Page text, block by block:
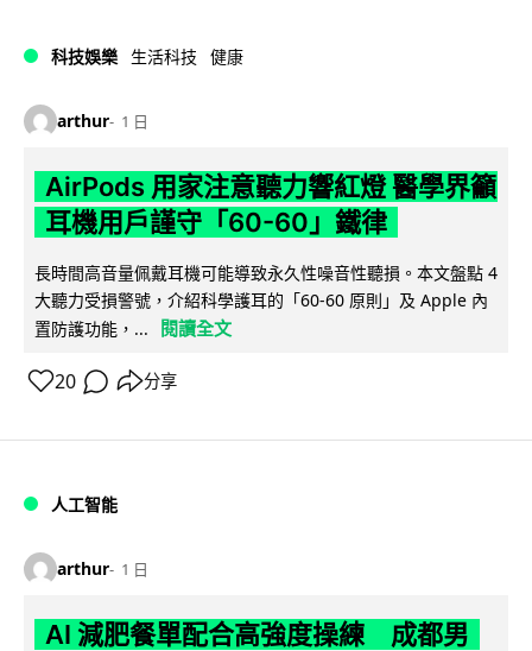
科技娛樂 生活科技 健康
arthur 1 日
AirPods 用家注意聽力響紅燈 醫學界籲
耳機用戶謹守「60-60」鐵律
長時間高音量佩戴耳機可能導致永久性噪音性聽損。本文盤點 4
大聽力受損警號，介紹科學護耳的「60-60 原則」及 Apple 內
置防護功能，...
閱讀全文
20 分享
人工智能
arthur 1 日
AI 減肥餐單配合高強度操練 成都男